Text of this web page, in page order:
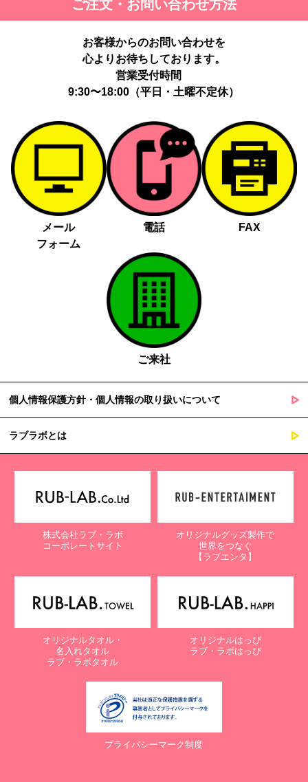
ご注文・お問い合わせ方法
お客様からのお問い合わせを
心よりお待ちしております。
営業受付時間
9:30〜18:00（平日・土曜不定休）
メール
フォーム
電話 FAX
ご来社
個人情報保護方針・個人情報の取り扱いについて
ラブラボとは
株式会社ラブ・ラボ
コーポレートサイト
オリジナルグッズ製作で
世界をつなぐ
【ラブエンタ】
オリジナルタオル・
名入れタオル
ラブ・ラボタオル
オリジナルはっぴ
ラブ・ラボはっぴ
プライバシーマーク制度